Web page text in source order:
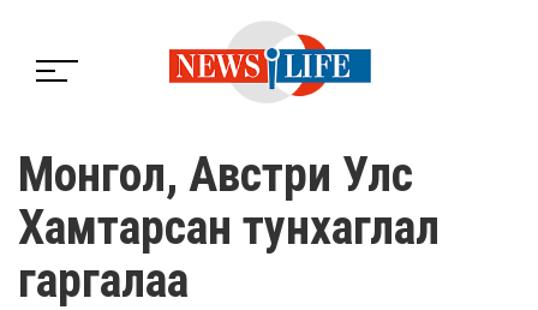
Монгол, Австри Улс
Хамтарсан тунхаглал
гаргалаа